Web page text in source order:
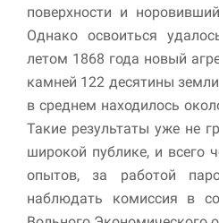
поверхности и
Однако освоиться
летом 1868 года новый
камней 122 деся­тины
в среднем находилось
Такие результаты уже не
широкой публике, и всего
опытов, за работой
наблюдать комиссия в